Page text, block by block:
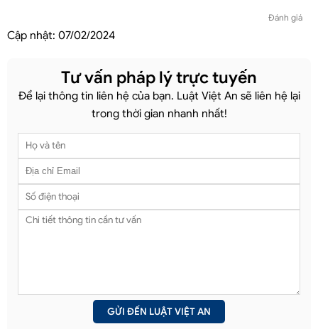
Đánh giá
Cập nhật: 07/02/2024
Tư vấn pháp lý trực tuyến
Để lại thông tin liên hệ của bạn. Luật Việt An sẽ liên hệ lại
trong thời gian nhanh nhất!